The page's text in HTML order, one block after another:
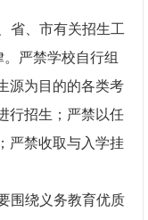
省、市有关招生工
严禁学校自行组
源为目的的各类考
行招生；严禁以任
严禁收取与入学挂
围绕义务教育优质